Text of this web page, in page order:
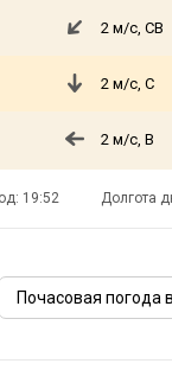
2 м/с, СВ
2 м/с, С
2 м/с, В
19:52 Долгота
Почасовая погода